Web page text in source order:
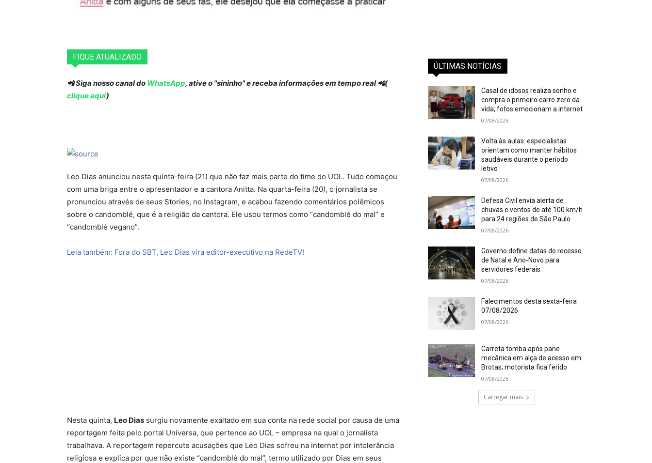
FIQUE ATUALIZADO
📲 Siga nosso canal do WhatsApp, ative o "sininho" e receba informações em tempo real 📲(
clique aqui)
Leo Dias anunciou nesta quinta-feira (21) que não faz mais parte do time do UOL. Tudo começou
com uma briga entre o apresentador e a cantora Anitta. Na quarta-feira (20), o jornalista se
pronunciou através de seus Stories, no Instagram, e acabou fazendo comentários polêmicos
sobre o candomblé, que é a religião da cantora. Ele usou termos como “candomblé do mal” e
“candomblé vegano”.
Leia também: Fora do SBT, Leo Dias vira editor-executivo na RedeTV!
Nesta quinta, Leo Dias surgiu novamente exaltado em sua conta na rede social por causa de uma
reportagem feita pelo portal Universa, que pertence ao UOL – empresa na qual o jornalista
trabalhava. A reportagem repercute acusações que Leo Dias sofreu na internet por intolerância
religiosa e explica por que não existe “candomblé do mal”, termo utilizado por Dias em seus
ÚLTIMAS NOTÍCIAS
Casal de idosos realiza sonho e
compra o primeiro carro zero da
vida; fotos emocionam a internet
07/08/2026
Volta às aulas: especialistas
orientam como manter hábitos
saudáveis durante o período
letivo
07/08/2026
Defesa Civil envia alerta de
chuvas e ventos de até 100 km/h
para 24 regiões de São Paulo
07/08/2026
Governo define datas do recesso
de Natal e Ano-Novo para
servidores federais
07/08/2026
Falecimentos desta sexta-feira
07/08/2026
07/08/2026
Carreta tomba após pane
mecânica em alça de acesso em
Brotas; motorista fica ferido
07/08/2026
Carregar mais